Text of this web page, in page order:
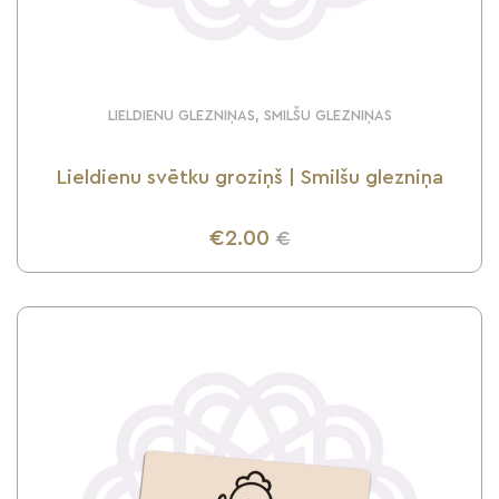
LIELDIENU GLEZNIŅAS, SMILŠU GLEZNIŅAS
Lieldienu svētku groziņš | Smilšu glezniņa
€2.00 €
UZZINI VAIRĀK